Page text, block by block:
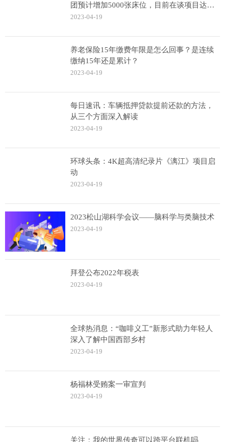
团预计增加5000张床位，目前在谈项目达到
8000多张床位
2023-04-19
养老保险15年缴费年限是怎么回事？是连续
缴纳15年还是累计？
2023-04-19
每日速讯：车辆抵押贷款提前还款的方法，
从三个方面深入解读
2023-04-19
环球头条：4K超高清纪录片《漓江》项目启
动
2023-04-19
2023松山湖科学会议——脑科学与类脑技术
2023-04-19
拜登公布2022年税表
2023-04-19
全球热消息：“咖啡义工”新形式助力年轻人
深入了解中国西部乡村
2023-04-19
杨福林受贿案一审宣判
2023-04-19
关注：我的世界传奇可以跨平台联机吗